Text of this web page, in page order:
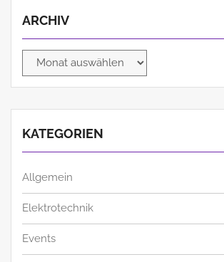
ARCHIV
Archiv
KATEGORIEN
Allgemein
Elektrotechnik
Events